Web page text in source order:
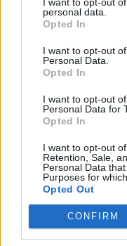
personal data.
Opted In
I want to opt-out
Personal Data.
Opted In
I want to opt-out
Personal Data for
Opted In
I want to opt-out
Retention, Sale,
Personal Data
Purposes for
Opted Out
CONFIRM
Rigor,
preparados a
rápido retorno
Instalação
evitando
Aposta na